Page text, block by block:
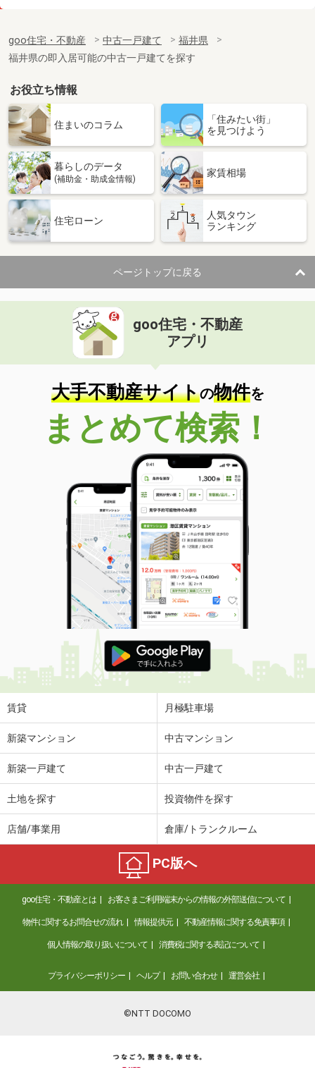
建物面積 119.26m²
土地面積 184.1m²
福井県鯖江市下野田町
価 格
699万円
福井県鯖江市下野田町
建物面積 80.9m²
土地面積
216.55m²
福井県あわら市西温泉１
住 所
福井県あわら市西温泉１
建物面積 148.44m²
土地面積 197.12m²
福井県福井市松本３丁目
価 格
2,400万円
住 所
福井県福井市松本３丁目
建物面積 88.68m²
土地面積
121.76m²
福井県坂井市三国町米納津
価 格
490万円
福井県坂井市三国町米納津
208.68m²
土地面積 636.45m²
福井県あわら市大溝２丁目
価 格
1,490万円
住 所
福井県あわら市大溝２丁目
建物面積 239.61m²
土地面積 393.42m²
福井県小浜市太興寺
価 格
999万円
住 所
福井県小浜市太興寺
建物面積
473.28m²
goo住宅・不動産 中古一戸建て
福井県
福井県の即入居可能の中古一戸建てを探す
お役立ち情報
住まいのコラム
「住みたい街」
を見つけよう
暮らしのデータ
(補助金・助成金情報)
家賃相場
住宅ローン
人気タウン
ランキング
ページトップに戻る
goo住宅・不動産
アプリ
大手不動産サイトの物件を
まとめて検索！
賃貸 月極駐車場
新築マンション 中古マンション
新築一戸建て 中古一戸建て
土地を探す 投資物件を探す
店舗/事業用 倉庫/トランクルーム
PC版へ
goo住宅・不動産とは お客さまご利用端末からの情報の外部送信について
物件に関するお問合せの流れ 情報提供元 不動産情報に関する免責事項
個人情報の取り扱いについて 消費税に関する表記について
プライバシーポリシー ヘルプ お問い合わせ 運営会社
©NTT DOCOMO